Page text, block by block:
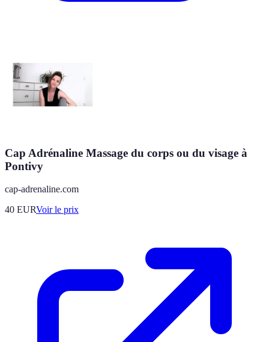
Cap Adrénaline Massage du corps ou du visage à
Pontivy
cap-adrenaline.com
40 EURVoir le prix